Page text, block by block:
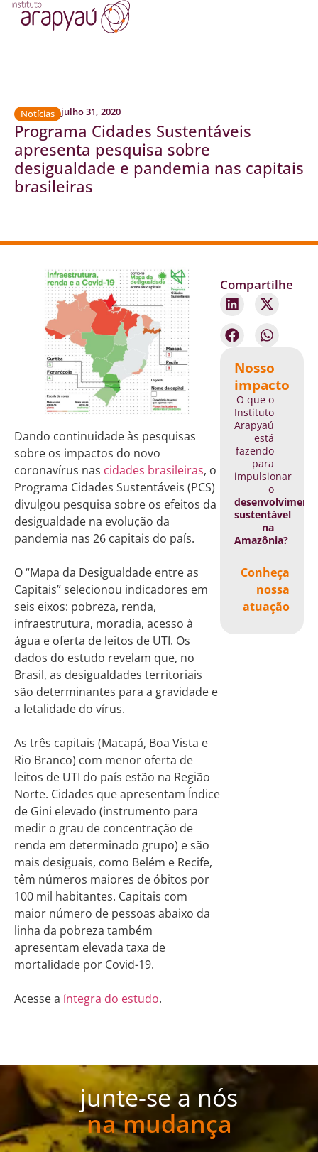
Notícias julho 31, 2020
Programa Cidades Sustentáveis
apresenta pesquisa sobre
desigualdade e pandemia nas capitais
brasileiras
Compartilhe
Nosso
impacto
O que o
Instituto
Arapyaú
está
fazendo
para
impulsionar
o
sustentável
na
Amazônia?
Conheça
nossa
atuação
Dando continuidade às pesquisas
sobre os impactos do novo
coronavírus nas cidades brasileiras, o
Programa Cidades Sustentáveis (PCS)
divulgou pesquisa sobre os efeitos da
desigualdade na evolução da
pandemia nas 26 capitais do país.
O “Mapa da Desigualdade entre as
Capitais” selecionou indicadores em
seis eixos: pobreza, renda,
infraestrutura, moradia, acesso à
água e oferta de leitos de UTI. Os
dados do estudo revelam que, no
Brasil, as desigualdades territoriais
são determinantes para a gravidade e
a letalidade do vírus.
As três capitais (Macapá, Boa Vista e
Rio Branco) com menor oferta de
leitos de UTI do país estão na Região
Norte. Cidades que apresentam Índice
de Gini elevado (instrumento para
medir o grau de concentração de
renda em determinado grupo) e são
mais desiguais, como Belém e Recife,
têm números maiores de óbitos por
100 mil habitantes. Capitais com
maior número de pessoas abaixo da
linha da pobreza também
apresentam elevada taxa de
mortalidade por Covid-19.
Acesse a íntegra do estudo.
junte-se a nós
na mudança